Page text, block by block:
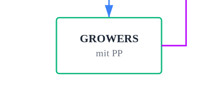
GROWERS
mit PP